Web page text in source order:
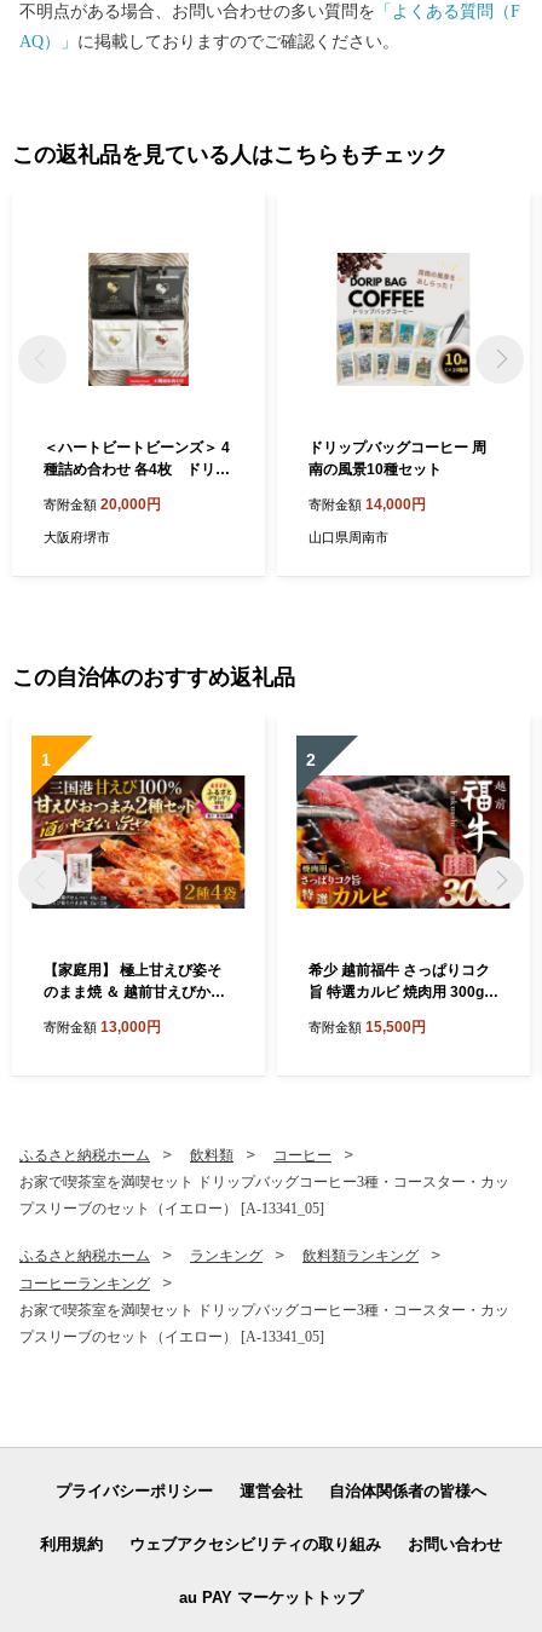
せていただき、その手段として、電子メールの配信やパンフレッ
ご連絡ください。
不明点がある場合、お問い合わせの多い質問を 「よくある質問（F
AQ）」 に掲載しておりますのでご確認ください。
この返礼品を見ている人はこちらもチェック
＜ハートビートビーンズ＞ 4
種詰め合わせ 各4枚 ドリッ
寄附金額 20,000円
大阪府堺市
ドリップバッグコーヒー 周
南の風景10種セット
寄附金額 14,000円
山口県周南市
この自治体のおすすめ返礼品
1
【家庭用】 極上甘えび姿そ
のまま焼 ＆ 越前甘えびから
6]
寄附金額 13,000円
2
希少 越前福牛 さっぱりコク
旨 特選カルビ 焼肉用 300g
牛 赤身和牛 かるび 肉 牛 牛
寄附金額 15,500円
ふるさと納税ホーム 飲料類
コーヒー
お家で喫茶室を満喫セット ドリップバッグコーヒー3種・コースター・カッ
プスリーブのセット（イエロー） [A-13341_05]
ふるさと納税ホーム ランキング
飲料類ランキング
コーヒーランキング
お家で喫茶室を満喫セット ドリップバッグコーヒー3種・コースター・カッ
プスリーブのセット（イエロー） [A-13341_05]
プライバシーポリシー 運営会社 自治体関係者の皆様へ
利用規約 ウェブアクセシビリティの取り組み お問い合わせ
au PAY マーケットトップ